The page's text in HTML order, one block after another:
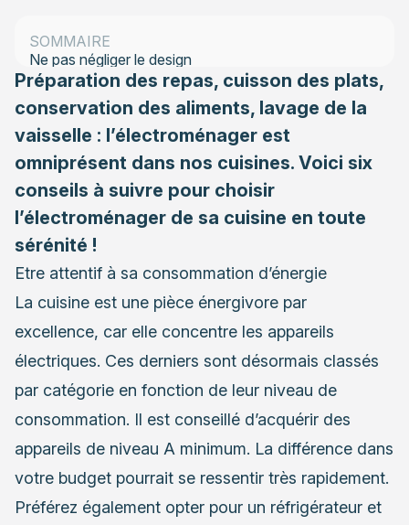
Préparation des repas, cuisson des plats,
conservation des aliments, lavage de la
vaisselle : l’électroménager est
omniprésent dans nos cuisines. Voici six
conseils à suivre pour choisir
l’électroménager de sa cuisine en toute
sérénité !
Etre attentif à sa consommation d’énergie
La cuisine est une pièce énergivore par
excellence, car elle concentre les appareils
électriques. Ces derniers sont désormais classés
par catégorie en fonction de leur niveau de
consommation. Il est conseillé d’acquérir des
appareils de niveau A minimum. La différence dans
votre budget pourrait se ressentir très rapidement.
Préférez également opter pour un réfrigérateur et
SOMMAIRE
Ne pas négliger le design